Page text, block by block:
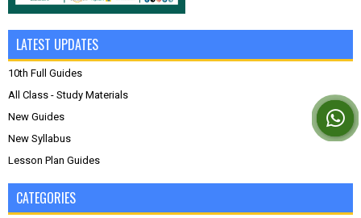
LATEST UPDATES
10th Full Guides
All Class - Study Materials
New Guides
New Syllabus
Lesson Plan Guides
CATEGORIES